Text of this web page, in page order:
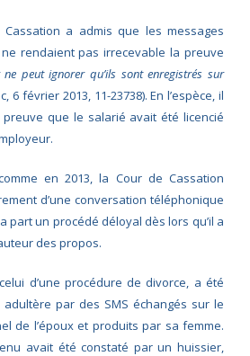
a admis que les messages
rendaient pas irrecevable la preuve
ne peut ignorer qu’ils sont enregistrés sur
6 février 2013, 11-23738). En l’espèce, il
preuve que le salarié avait été licencié
en 2013, la Cour de Cassation
d’une conversation téléphonique
part un procédé déloyal dès lors qu’il a
des propos.
d’une procédure de divorce, a été
adultère par des SMS échangés sur le
de l’époux et produits par sa femme.
avait été constaté par un huissier,